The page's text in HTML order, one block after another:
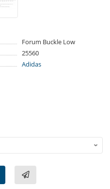
Forum Buckle Low
25560
Adidas